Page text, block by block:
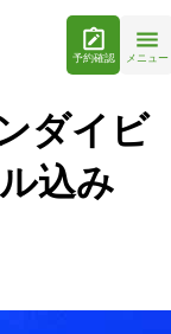
予約確認 メニュー
ダイビ
込み